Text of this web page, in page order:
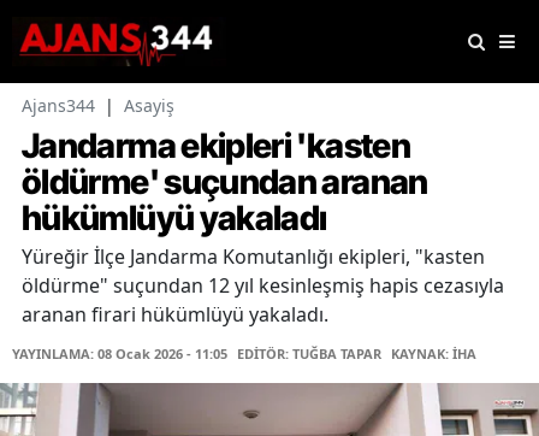
Ajans344 | Asayiş
Jandarma ekipleri 'kasten
öldürme' suçundan aranan
hükümlüyü yakaladı
Yüreğir İlçe Jandarma Komutanlığı ekipleri, "kasten
öldürme" suçundan 12 yıl kesinleşmiş hapis cezasıyla
aranan firari hükümlüyü yakaladı.
YAYINLAMA: 08 Ocak 2026 - 11:05 EDİTÖR: TUĞBA TAPAR KAYNAK: İHA